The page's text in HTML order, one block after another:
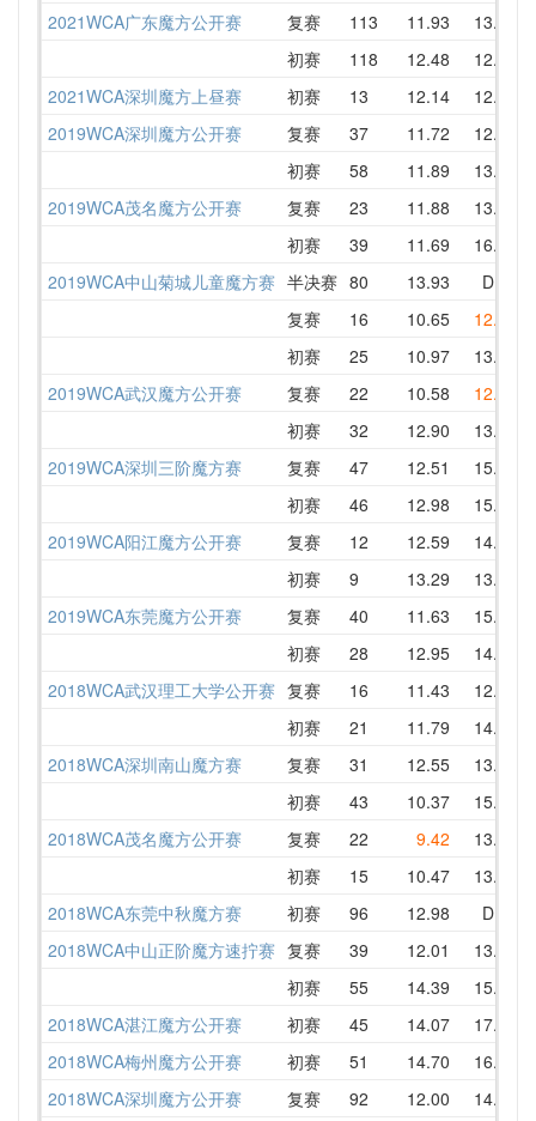
2021WCA广东魔方公开赛 复赛 113 11.93 13.87
初赛 118 12.48 12.96
2021WCA深圳魔方上昼赛 初赛 13 12.14 12.94
2019WCA深圳魔方公开赛 复赛 37 11.72 12.61
初赛 58 11.89 13.97
2019WCA茂名魔方公开赛 复赛 23 11.88 13.70
初赛 39 11.69 16.40
2019WCA中山菊城儿童魔方赛 半决赛 80 13.93 DNF
复赛 16 10.65 12.47
初赛 25 10.97 13.28
2019WCA武汉魔方公开赛 复赛 22 10.58 12.56
初赛 32 12.90 13.84
2019WCA深圳三阶魔方赛 复赛 47 12.51 15.19
初赛 46 12.98 15.63
2019WCA阳江魔方公开赛 复赛 12 12.59 14.55
初赛 9 13.29 13.85
2019WCA东莞魔方公开赛 复赛 40 11.63 15.23
初赛 28 12.95 14.38
2018WCA武汉理工大学公开赛 复赛 16 11.43 12.83
初赛 21 11.79 14.25
2018WCA深圳南山魔方赛 复赛 31 12.55 13.09
初赛 43 10.37 15.00
2018WCA茂名魔方公开赛 复赛 22 9.42 13.61
初赛 15 10.47 13.53
2018WCA东莞中秋魔方赛 初赛 96 12.98 DNF
2018WCA中山正阶魔方速拧赛 复赛 39 12.01 13.82
初赛 55 14.39 15.85
2018WCA湛江魔方公开赛 初赛 45 14.07 17.58
2018WCA梅州魔方公开赛 初赛 51 14.70 16.97
2018WCA深圳魔方公开赛 复赛 92 12.00 14.82